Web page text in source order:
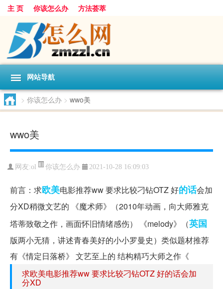
主 页 你该怎么办 方法荟萃
网站导航
> 你该怎么办 > wwo美
wwo美
网友:ol 你该怎么办 2021-10-28 16:09:03
前言：求欧美电影推荐ww 要求比较刁钻OTZ 好的话会加
分XD稍微文艺的 《魔术师》（2010年动画，向大师雅克
塔蒂致敬之作，画面怀旧情绪感伤） 《melody》（英国
版两小无猜，讲述青春美好的小小罗曼史）类似题材推荐
有《情定日落桥》 文艺至上的 结构精巧大师之作《
求欧美电影推荐ww 要求比较刁钻OTZ 好的话会加
分XD